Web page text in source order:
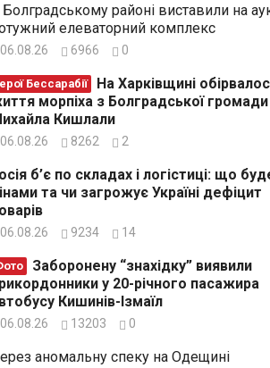
районі виставили на
елеваторний комплекс
06.08.26 6966 0
Бессарабії
морпіха з Болградської громади
Кишлали
06.08.26 8262 2
б’є по складах і логістиці: що
та чи загрожує Україні дефіцит
06.08.26 9234 14
у 20-річного пасажира
Кишинів-Ізмаїл
06.08.26 13203 0
аномальну спеку на Одещині